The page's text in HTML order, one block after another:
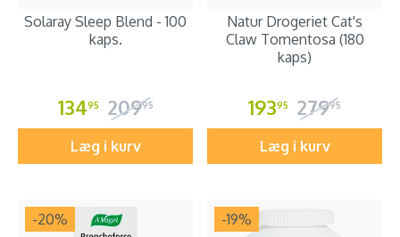
Solaray Sleep Blend - 100
kaps.
13495 20995
Læg i kurv
Natur Drogeriet Cat's
Claw Tomentosa (180
kaps)
19395 27995
Læg i kurv
-20% -19%